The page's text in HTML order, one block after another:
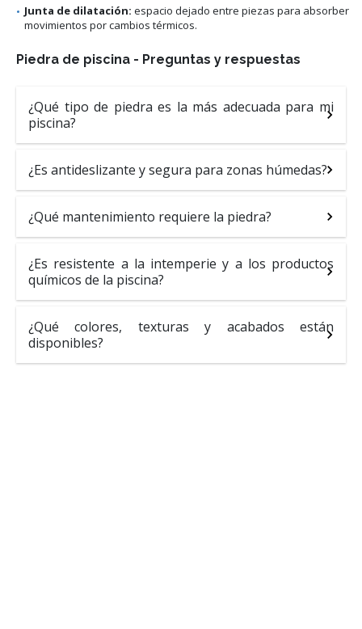
Junta de dilatación: espacio dejado entre piezas para absorber
movimientos por cambios térmicos.
Piedra de piscina - Preguntas y respuestas
¿Qué tipo de piedra es la más adecuada para mi
piscina?
¿Es antideslizante y segura para zonas húmedas?
¿Qué mantenimiento requiere la piedra?
¿Es resistente a la intemperie y a los productos
químicos de la piscina?
¿Qué colores, texturas y acabados están
disponibles?